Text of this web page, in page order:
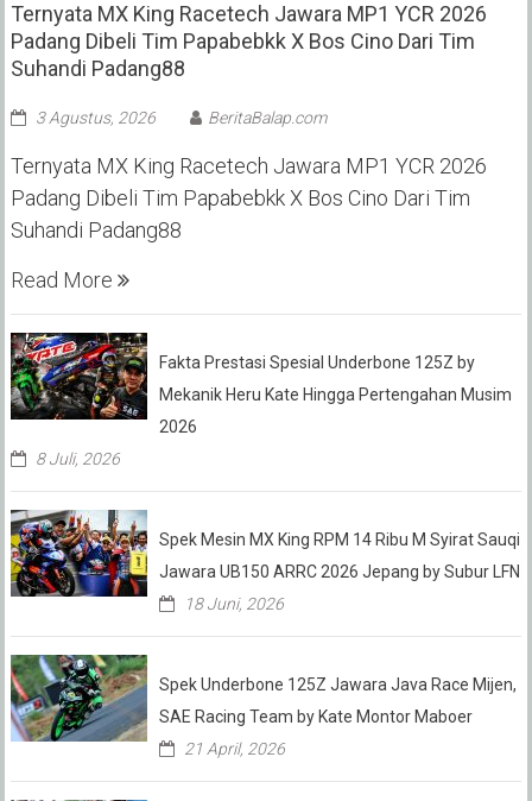
Ternyata MX King Racetech Jawara MP1 YCR 2026
Padang Dibeli Tim Papabebkk X Bos Cino Dari Tim
Suhandi Padang88
3 Agustus, 2026 BeritaBalap.com
Ternyata MX King Racetech Jawara MP1 YCR 2026
Padang Dibeli Tim Papabebkk X Bos Cino Dari Tim
Suhandi Padang88
Read More
Fakta Prestasi Spesial Underbone 125Z by
Mekanik Heru Kate Hingga Pertengahan Musim
2026
8 Juli, 2026
Spek Mesin MX King RPM 14 Ribu M Syirat Sauqi
Jawara UB150 ARRC 2026 Jepang by Subur LFN
18 Juni, 2026
Spek Underbone 125Z Jawara Java Race Mijen,
SAE Racing Team by Kate Montor Maboer
21 April, 2026